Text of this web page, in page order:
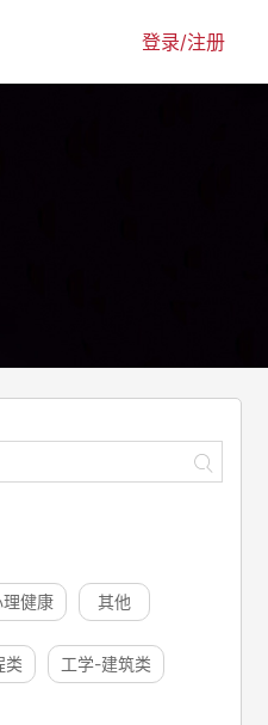
登录/注册
理健康 其他
类 工学-建筑类